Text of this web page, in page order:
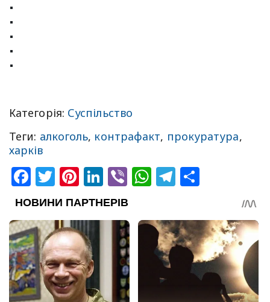
Категорія: Суспільство
Теги: алкоголь, контрафакт, прокуратура,
харків
Facebook
Twitter
Pinterest
LinkedIn
ViberWhatsApp
Telegram